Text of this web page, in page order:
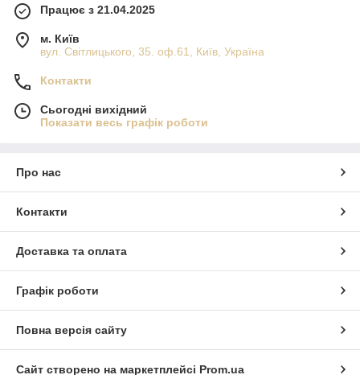
Працює з 21.04.2025
м. Київ
вул. Світлицького, 35. оф.61, Київ, Україна
Контакти
Сьогодні вихідний
Показати весь графік роботи
Про нас
Контакти
Доставка та оплата
Графік роботи
Повна версія сайту
Сайт створено на маркетплейсі Prom.ua